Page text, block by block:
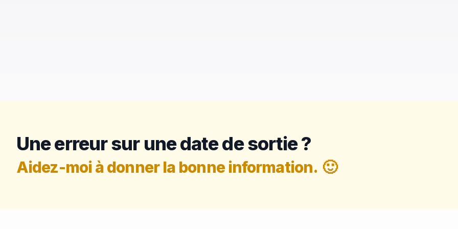
Une erreur sur une date de sortie ?
Aidez-moi à donner la bonne information. 🙂